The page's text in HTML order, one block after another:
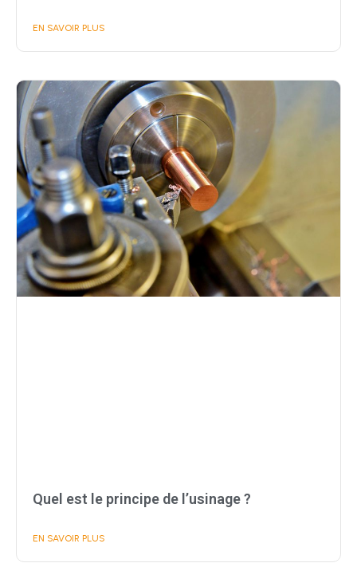
EN SAVOIR PLUS
Quel est le principe de l’usinage ?
EN SAVOIR PLUS